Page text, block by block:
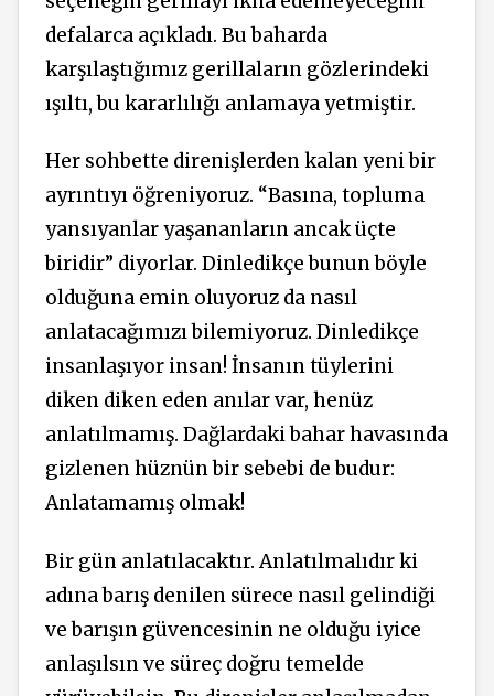
defalarca açıkladı. Bu baharda
karşılaştığımız gerillaların gözlerindeki
ışıltı, bu kararlılığı anlamaya yetmiştir.
Her sohbette direnişlerden kalan yeni bir
ayrıntıyı öğreniyoruz. “Basına, topluma
yansıyanlar yaşananların ancak üçte
biridir” diyorlar. Dinledikçe bunun böyle
olduğuna emin oluyoruz da nasıl
anlatacağımızı bilemiyoruz. Dinledikçe
insanlaşıyor insan! İnsanın tüylerini
diken diken eden anılar var, henüz
anlatılmamış. Dağlardaki bahar havasında
gizlenen hüznün bir sebebi de budur:
Anlatamamış olmak!
Bir gün anlatılacaktır. Anlatılmalıdır ki
adına barış denilen sürece nasıl gelindiği
ve barışın güvencesinin ne olduğu iyice
anlaşılsın ve süreç doğru temelde